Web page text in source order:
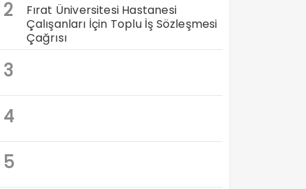
2
Fırat Üniversitesi Hastanesi
Çalışanları İçin Toplu İş Sözleşmesi
Çağrısı
3
4
5